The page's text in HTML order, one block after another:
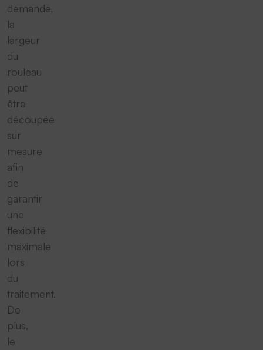
demande,
la
largeur
du
rouleau
peut
être
découpée
sur
mesure
afin
de
garantir
une
flexibilité
maximale
lors
du
traitement.
De
plus,
le